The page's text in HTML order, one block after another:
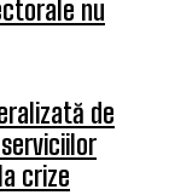
nu
de
crize